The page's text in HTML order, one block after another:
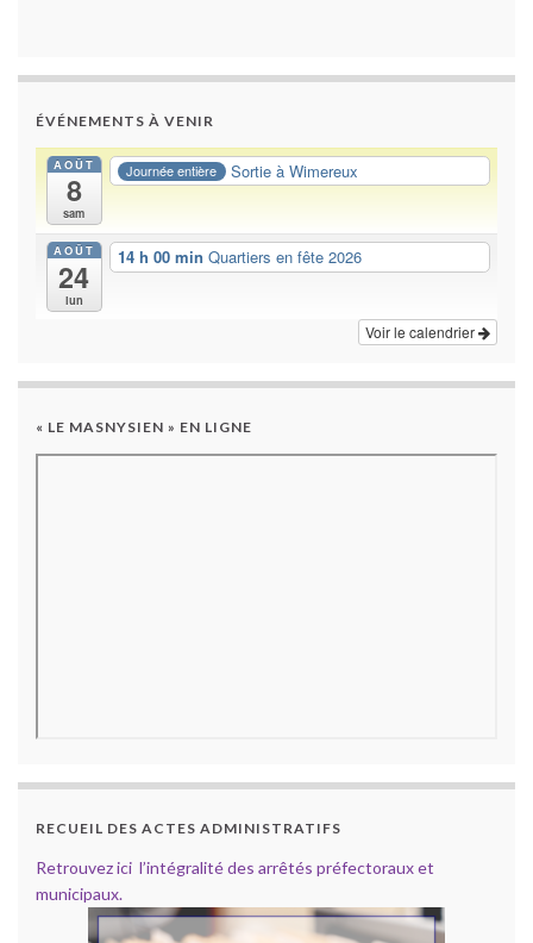
ÉVÉNEMENTS À VENIR
AOÛT
8
sam
Journée entière Sortie à Wimereux
AOÛT
24
lun
14 h 00 min Quartiers en fête 2026
Voir le calendrier
« LE MASNYSIEN » EN LIGNE
RECUEIL DES ACTES ADMINISTRATIFS
Retrouvez ici l’intégralité des arrêtés préfectoraux et
municipaux.